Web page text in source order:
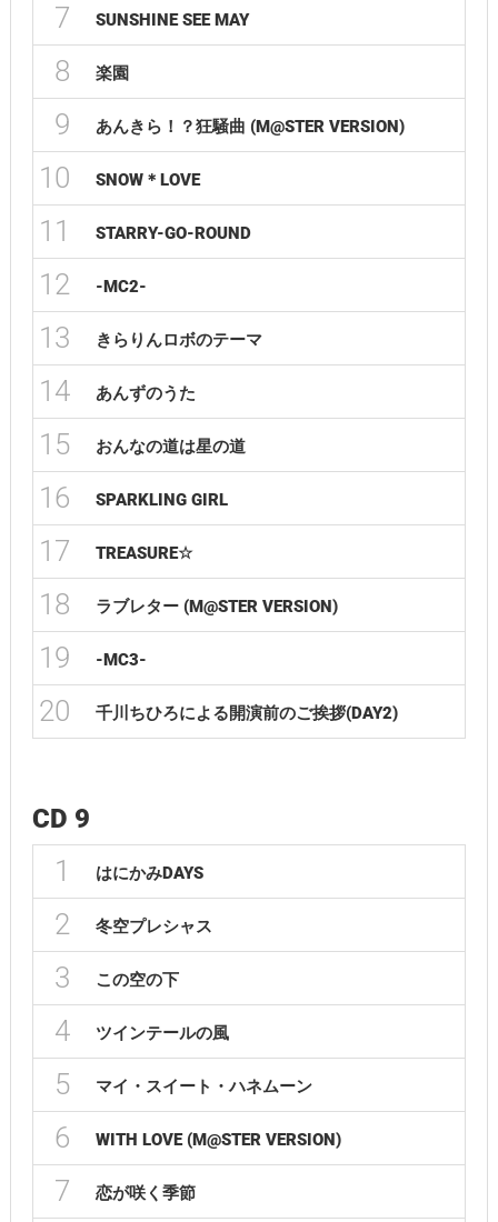
7 SUNSHINE SEE MAY
8 楽園
9 あんきら！？狂騒曲 (M@STER VERSION)
10 SNOW＊LOVE
11 STARRY-GO-ROUND
12 -MC2-
13 きらりんロボのテーマ
14 あんずのうた
15 おんなの道は星の道
16 SPARKLING GIRL
17 TREASURE☆
18 ラブレター (M@STER VERSION)
19 -MC3-
20 千川ちひろによる開演前のご挨拶(DAY2)
CD 9
1 はにかみDAYS
2 冬空プレシャス
3 この空の下
4 ツインテールの風
5 マイ・スイート・ハネムーン
6 WITH LOVE (M@STER VERSION)
7 恋が咲く季節